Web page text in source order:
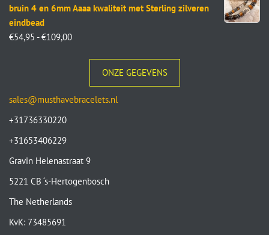
bruin 4 en 6mm Aaaa kwaliteit met Sterling zilveren
eindbead
€54,95 - €109,00
ONZE GEGEVENS
sales@musthavebracelets.nl
+31736330220
+31653406229
Gravin Helenastraat 9
5221 CB ‘s-Hertogenbosch
The Netherlands
KvK: 73485691